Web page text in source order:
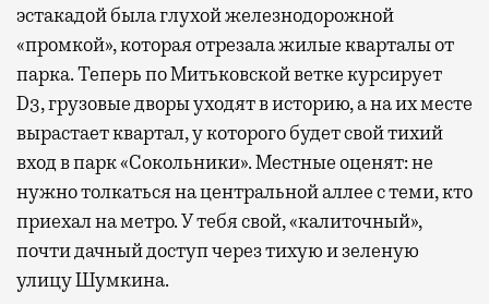
эстакадой была глухой железнодорожной
«промкой», которая отрезала жилые кварталы от
парка. Теперь по Митьковской ветке курсирует
D3, грузовые дворы уходят в историю, а на их месте
вырастает квартал, у которого будет свой тихий
вход в парк «Сокольники». Местные оценят: не
нужно толкаться на центральной аллее с теми, кто
приехал на метро. У тебя свой, «калиточный»,
почти дачный доступ через тихую и зеленую
улицу Шумкина.